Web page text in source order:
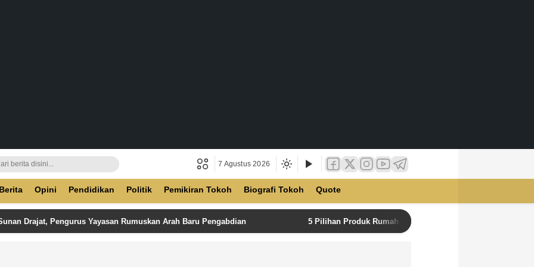
7 Agustus 2026
Berita Opini Pendidikan Politik Pemikiran Tokoh Biografi Tokoh Quote
Drajat, Pengurus Yayasan Rumuskan Arah Baru Pengabdian 5 Pilihan Produk Rumah Tangga Terbaik di Unilever Store